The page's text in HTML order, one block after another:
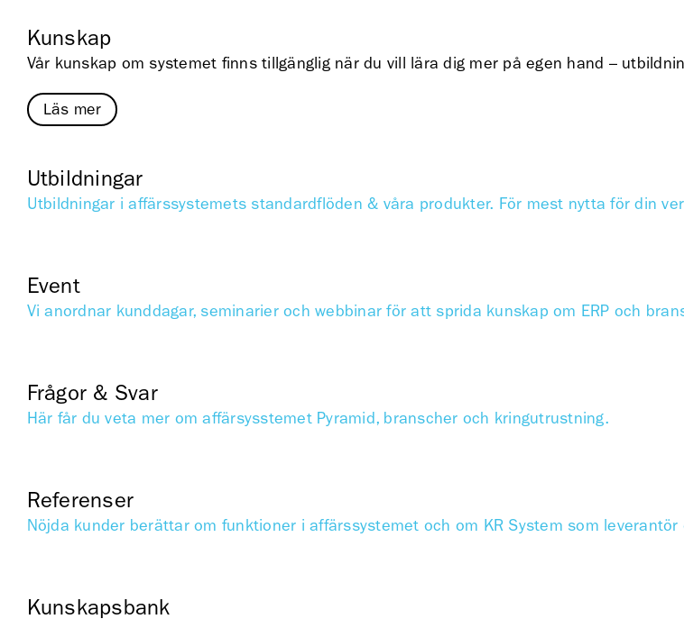
Kunskap
Vår kunskap om systemet finns tillgänglig när du vill lära dig mer på egen hand –
Läs mer
Utbildningar
Utbildningar i affärssystemets standardflöden & våra produkter. För mest nytta för din
Event
Vi anordnar kunddagar, seminarier och webbinar för att sprida kunskap om ERP och
Frågor & Svar
Här får du veta mer om affärsysstemet Pyramid, branscher och kringutrustning.
Referenser
Nöjda kunder berättar om funktioner i affärssystemet och om KR System som leverantör
Kunskapsbank